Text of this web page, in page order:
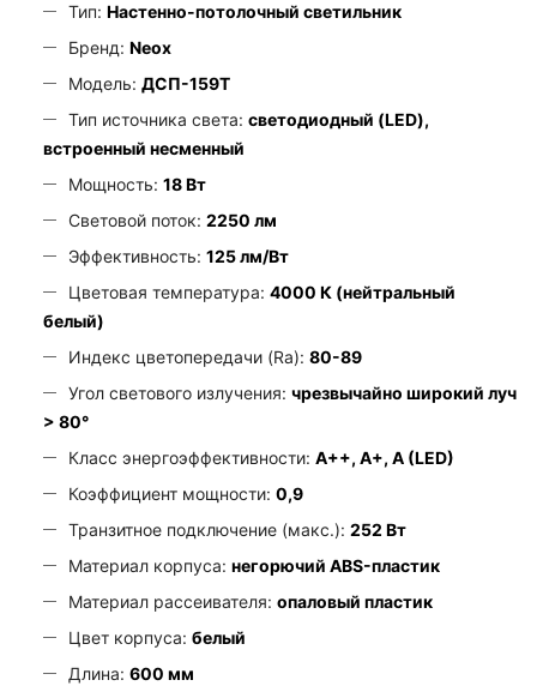
Тип: Настенно-потолочный светильник
Бренд: Neox
Модель: ДСП-159Т
Тип источника света: светодиодный (LED),
встроенный несменный
Мощность: 18 Вт
Световой поток: 2250 лм
Эффективность: 125 лм/Вт
Цветовая температура: 4000 К (нейтральный
белый)
Индекс цветопередачи (Ra): 80-89
Угол светового излучения: чрезвычайно широкий луч
> 80°
Класс энергоэффективности: A++, A+, A (LED)
Коэффициент мощности: 0,9
Транзитное подключение (макс.): 252 Вт
Материал корпуса: негорючий ABS-пластик
Материал рассеивателя: опаловый пластик
Цвет корпуса: белый
Длина: 600 мм